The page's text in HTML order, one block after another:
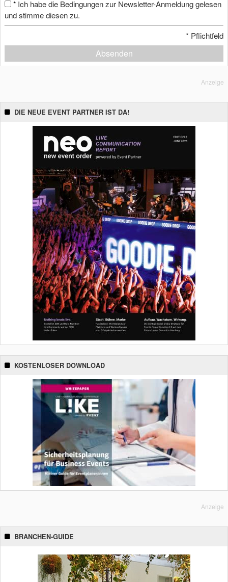
* Ich habe die Bedingungen zur Newsletter-Anmeldung gelesen
und stimme diesen zu.
* Pflichtfeld
Absenden
Anzeige
DIE NEUE EVENT PARTNER IST DA!
KOSTENLOSER DOWNLOAD
Anzeige
BRANCHEN-GUIDE